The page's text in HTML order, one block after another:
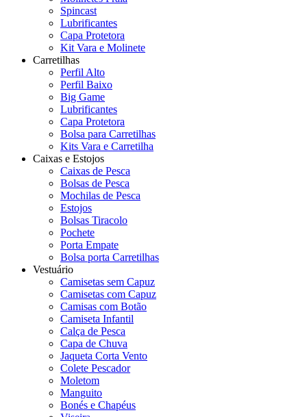
Spincast
Lubrificantes
Capa Protetora
Kit Vara e Molinete
Carretilhas
Perfil Alto
Perfil Baixo
Big Game
Lubrificantes
Capa Protetora
Bolsa para Carretilhas
Kits Vara e Carretilha
Caixas e Estojos
Caixas de Pesca
Bolsas de Pesca
Mochilas de Pesca
Estojos
Bolsas Tiracolo
Pochete
Porta Empate
Bolsa porta Carretilhas
Vestuário
Camisetas sem Capuz
Camisetas com Capuz
Camisas com Botão
Camiseta Infantil
Calça de Pesca
Capa de Chuva
Jaqueta Corta Vento
Colete Pescador
Moletom
Manguito
Bonés e Chapéus